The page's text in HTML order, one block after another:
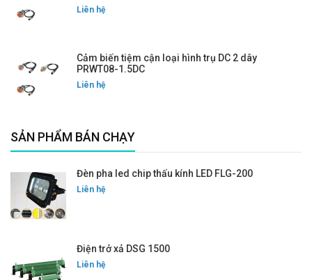
Liên hệ
Cảm biến tiệm cận loại hình trụ DC 2 dây
PRWT08-1.5DC
Liên hệ
SẢN PHẨM BÁN CHẠY
Đèn pha led chip thấu kính LED FLG-200
Liên hệ
Điện trở xả DSG 1500
Liên hệ